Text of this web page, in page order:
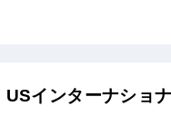
インターナショ